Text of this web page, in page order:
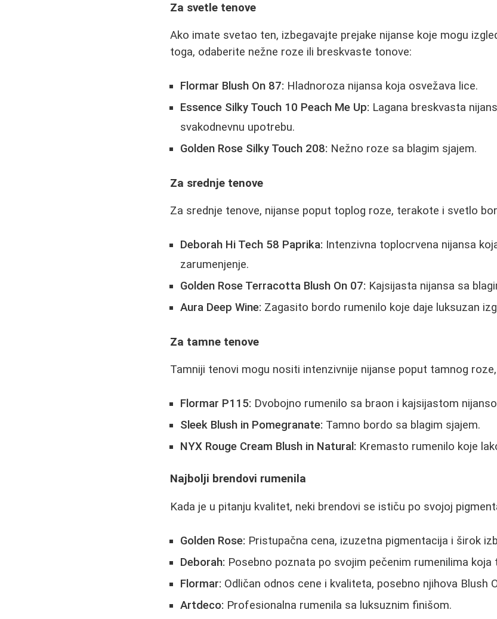
Za svetle tenove
Ako imate svetao ten, izbegavajte prejake nijanse koje mogu
toga, odaberite nežne roze ili breskvaste tonove:
Flormar Blush On 87: Hladnoroza nijansa koja osvežava lice.
Essence Silky Touch 10 Peach Me Up: Lagana breskvasta
svakodnevnu upotrebu.
Golden Rose Silky Touch 208: Nežno roze sa blagim sjajem.
Za srednje tenove
Za srednje tenove, nijanse poput toplog roze, terakote i svetlo
Deborah Hi Tech 58 Paprika: Intenzivna toplocrvena nijansa
zarumenjenje.
Golden Rose Terracotta Blush On 07: Kajsijasta nijansa sa
Aura Deep Wine: Zagasito bordo rumenilo koje daje luksuzan
Za tamne tenove
Tamniji tenovi mogu nositi intenzivnije nijanse poput tamnog
Flormar P115: Dvobojno rumenilo sa braon i kajsijastom
Sleek Blush in Pomegranate: Tamno bordo sa blagim sjajem.
NYX Rouge Cream Blush in Natural: Kremasto rumenilo koje
Najbolji brendovi rumenila
Kada je u pitanju kvalitet, neki brendovi se ističu po svojoj
Golden Rose: Pristupačna cena, izuzetna pigmentacija i širok
Deborah: Posebno poznata po svojim pečenim rumenilima koja
Flormar: Odličan odnos cene i kvaliteta, posebno njihova Blush
Artdeco: Profesionalna rumenila sa luksuznim finišom.